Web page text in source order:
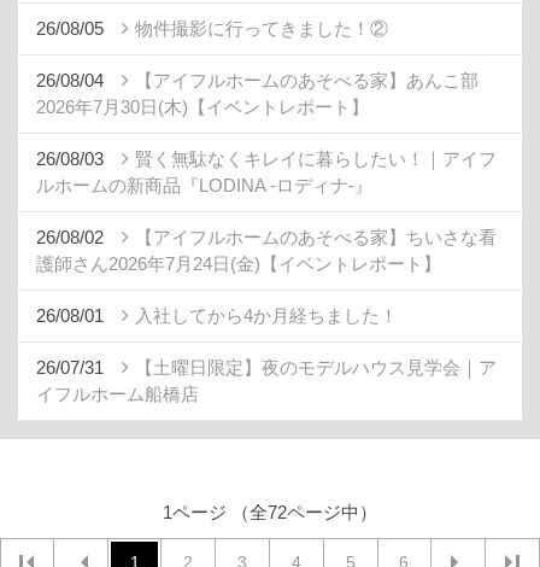
26/08/05 物件撮影に行ってきました！②
26/08/04
【アイフルホームのあそべる家】あんこ部
2026年7月30日(木)【イベントレポート】
26/08/03
賢く無駄なくキレイに暮らしたい！｜アイフ
ルホームの新商品『LODINA -ロディナ-』
26/08/02
【アイフルホームのあそべる家】ちいさな看
護師さん2026年7月24日(金)【イベントレポート】
26/08/01 入社してから4か月経ちました！
26/07/31
【土曜日限定】夜のモデルハウス見学会｜ア
イフルホーム船橋店
1ページ （全72ページ中）
1 2 3 4 5 6